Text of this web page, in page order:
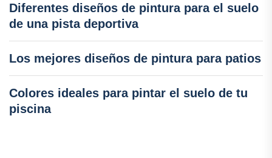
Diferentes diseños de pintura para el suelo
de una pista deportiva
Los mejores diseños de pintura para patios
Colores ideales para pintar el suelo de tu
piscina